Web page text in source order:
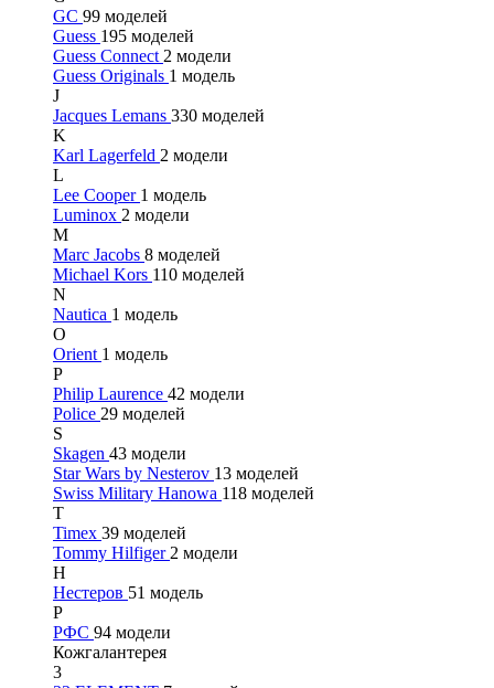
GC 99 моделей
Guess 195 моделей
Guess Connect 2 модели
Guess Originals 1 модель
J
Jacques Lemans 330 моделей
K
Karl Lagerfeld 2 модели
L
Lee Cooper 1 модель
Luminox 2 модели
M
Marc Jacobs 8 моделей
Michael Kors 110 моделей
N
Nautica 1 модель
O
Orient 1 модель
P
Philip Laurence 42 модели
Police 29 моделей
S
Skagen 43 модели
Star Wars by Nesterov 13 моделей
Swiss Military Hanowa 118 моделей
T
Timex 39 моделей
Tommy Hilfiger 2 модели
Н
Нестеров 51 модель
Р
РФС 94 модели
Кожгалантерея
3